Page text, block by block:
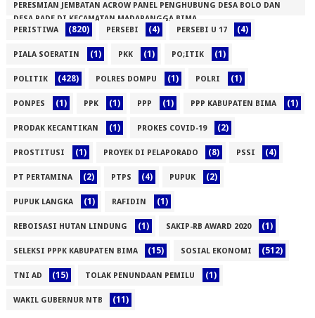
(1)PERESMIAN JEMBATAN ACROW PANEL PENGHUBUNG DESA BOLO DAN
DESA RADE DI KECAMATAN MADAPANGGA BIMA
(1)PERISTIWA (820) PERSEBI (4) PERSEBI U 17 (4)
PIALA SOERATIN (1) PKK (1) PO;ITIK (1)
POLITIK (428) POLRES DOMPU (1) POLRI (1)
PONPES (1) PPK (1) PPP (1) PPP KABUPATEN BIMA (1)
PRODAK KECANTIKAN (1) PROKES COVID-19 (2)
PROSTITUSI (1) PROYEK DI PELAPORADO (8) PSSI (4)
PT PERTAMINA (2) PTPS (4) PUPUK (2)
PUPUK LANGKA (1) RAFIDIN (1)
REBOISASI HUTAN LINDUNG (1) SAKIP-RB AWARD 2020 (1)
SELEKSI PPPK KABUPATEN BIMA (15) SOSIAL EKONOMI (512)
TNI AD (15) TOLAK PENUNDAAN PEMILU (1)
WAKIL GUBERNUR NTB (11)